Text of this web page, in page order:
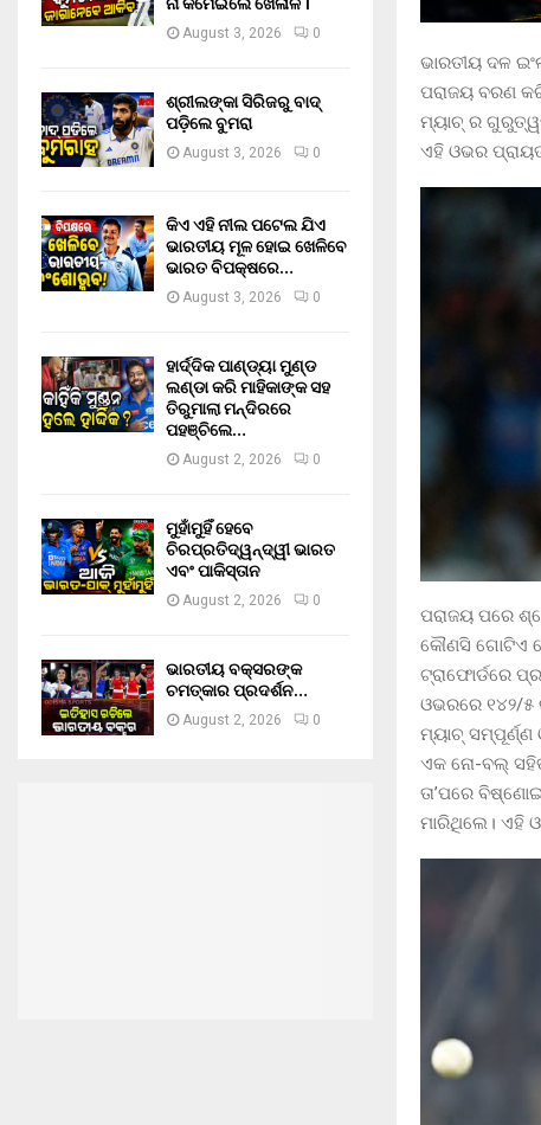
ଭାରତୀୟ ଦଳ
ପରାଜୟ ବରଣ
ମ୍ୟାଚ୍ ର
ଏହି ଓଭର
ପରାଜୟ ପରେ
କୌଣସି ଗୋଟିଏ
ଟ୍ରାଫୋର୍ଡରେ
ଓଭରରେ ୧୪୨/୫
ମ୍ୟାଚ୍
ଏକ ନୋ-ବଲ୍
ତା’ପରେ
ମାରିଥିଲେ। ଏହି
August 3, 2026 0
ଶ୍ରୀଲଙ୍କା ସିରିଜରୁ ବାଦ୍
ପଡ଼ିଲେ ବୁମରା
August 3, 2026 0
କିଏ ଏହି ନୀଲ ପଟେଲ ଯିଏ
ଭାରତୀୟ ମୂଳ ହୋଇ ଖେଳିବେ
ଭାରତ ବିପକ୍ଷରେ…
August 3, 2026 0
ହାର୍ଦ୍ଦିକ ପାଣ୍ଡ୍ୟା ମୁଣ୍ଡ
ଲଣ୍ଡା କରି ମାହିକାଙ୍କ ସହ
ତିରୁମାଲା ମନ୍ଦିରରେ
ପହଞ୍ଚିଲେ…
August 2, 2026 0
ମୁହାଁମୁହିଁ ହେବେ
ଚିରପ୍ରତିଦ୍ୱନ୍ଦ୍ୱୀ ଭାରତ
ଏବଂ ପାକିସ୍ତାନ
August 2, 2026 0
ଭାରତୀୟ ବକ୍ସରଙ୍କ
ଚମତ୍କାର ପ୍ରଦର୍ଶନ…
August 2, 2026 0